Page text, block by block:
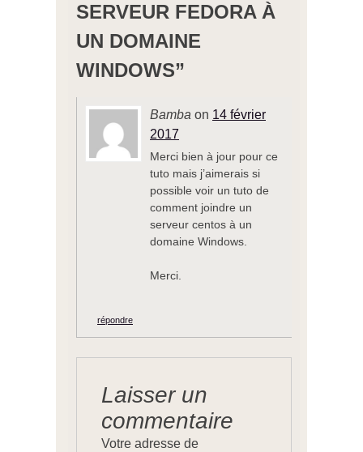
SERVEUR FEDORA À
UN DOMAINE
WINDOWS”
Bamba on 14 février
2017
Merci bien à jour pour ce
tuto mais j’aimerais si
possible voir un tuto de
comment joindre un
serveur centos à un
domaine Windows.
Merci.
répondre
Laisser un
commentaire
Votre adresse de